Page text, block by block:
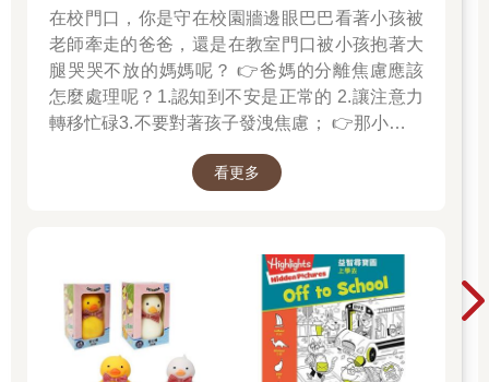
在校門口，你是守在校園牆邊眼巴巴看著小孩被
老師牽走的爸爸，還是在教室門口被小孩抱著大
腿哭哭不放的媽媽呢？ 👉爸媽的分離焦慮應該
怎麼處理呢？1.認知到不安是正常的 2.讓注意力
轉移忙碌3.不要對著孩子發洩焦慮； 👉那小朋友
也許是熟悉的玩偶增加安全感 2.與孩子分開時請
孩子一起迎接成長的過程！真是太好了！ 🎉金石
堂開學季！爸媽好輕鬆教你一站購足！文具、書
包、書套參展品全面5折起！👉文具滿777送80
元電子禮券 👉全站商品滿1200回饋4%金幣
看更多